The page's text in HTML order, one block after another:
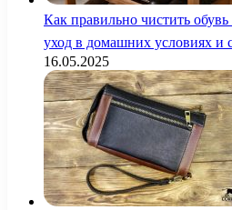
Как правильно чистить
уход в домашних условиях и
16.05.2025